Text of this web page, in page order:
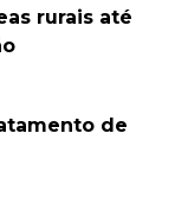
rurais até
de